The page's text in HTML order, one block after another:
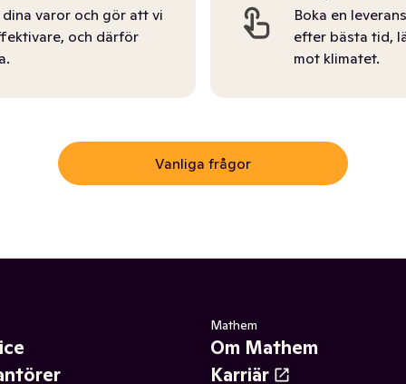
varor och gör att vi
och därför
Boka en
efter bästa tid,
mot klimatet.
Vanliga frågor
Mathem
Om Mathem
Karriär